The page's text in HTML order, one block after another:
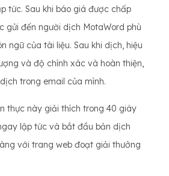
tức. Sau khi báo giá được chấp
gửi đến người dịch MotaWord phù
ngữ của tài liệu. Sau khi dịch, hiệu
và độ chính xác và hoàn thiện,
trong email của mình.
thực này giải thích trong 40 giây
lập tức và bắt đầu bản dịch
với trang web đoạt giải thưởng